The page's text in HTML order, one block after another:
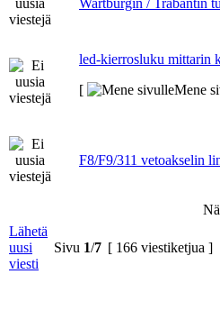
Wartburgin / Trabantin
led-kierrosluku mittarin
[
Mene
F8/F9/311 vetoakselin
Lähetä
uusi
viesti
Sivu 1/7 [ 166 viestiketjua ]